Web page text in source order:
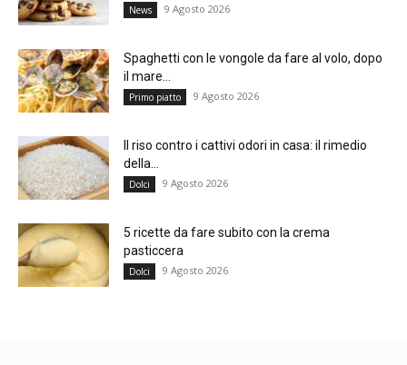
News 9 Agosto 2026
Spaghetti con le vongole da fare al volo, dopo
il mare...
Primo piatto 9 Agosto 2026
Il riso contro i cattivi odori in casa: il rimedio
della...
Dolci 9 Agosto 2026
5 ricette da fare subito con la crema
pasticcera
Dolci 9 Agosto 2026